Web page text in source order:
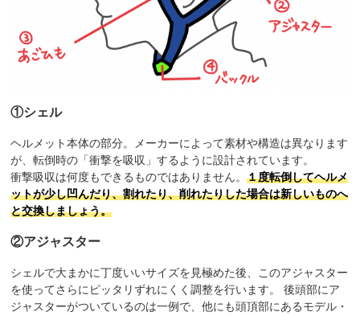
①シェル
ヘルメット本体の部分。メーカーによって素材や構造は異なります
が、転倒時の「衝撃を吸収」するように設計されています。
衝撃吸収は何度もできるものではありません。１度転倒してヘルメ
ットが少し凹んだり、割れたり、削れたりした場合は新しいものへ
と交換しましょう。
②アジャスター
シェルで大まかに丁度いいサイズを見極めた後、このアジャスター
を使ってさらにピッタリずれにくく調整を行います。 後頭部にア
ジャスターがついているのは一例で、他にも頭頂部にあるモデル・